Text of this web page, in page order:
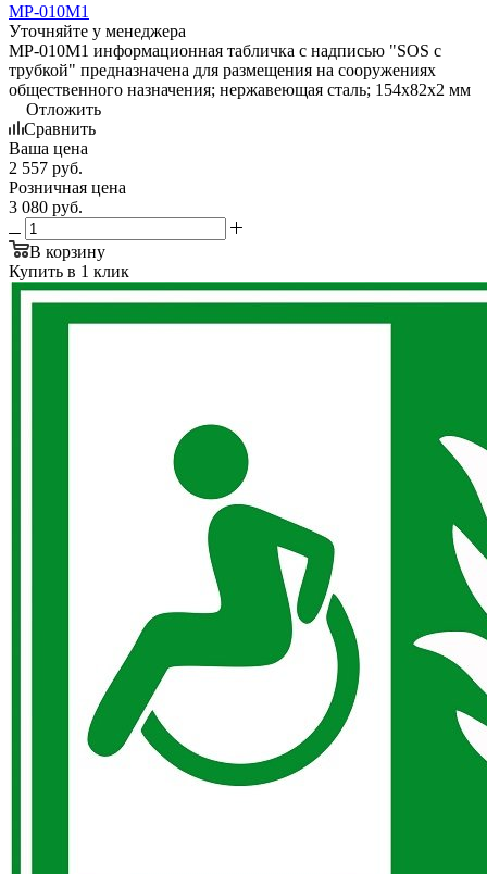
MP-010M1
Уточняйте у менеджера
MP-010M1 информационная табличка с надписью "SOS с
трубкой" предназначена для размещения на сооружениях
общественного назначения; нержавеющая сталь; 154х82х2 мм
Отложить
Сравнить
Ваша цена
2 557 руб.
Розничная цена
3 080 руб.
В корзину
Купить в 1 клик